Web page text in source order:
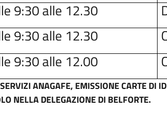
9:30 alle 12.30
9:30 alle 12.30
9:30 alle 12.00
ANAGAFE, EMISSIONE CARTE DI
NELLA DELEGAZIONE DI BELFORTE.